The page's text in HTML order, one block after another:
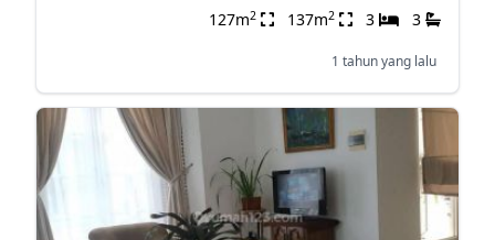
127m2 137m2 3 3
1 tahun yang lalu